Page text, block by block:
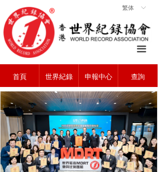
首頁 世界紀錄 申報中心 查詢
ꀅ
繁体
끀
ꀇ 首頁
ꄃ 關於協會
ꁡ 世界紀錄
ꄠ 查詢中心
ꂐ 申報中心
ꂀ 常見問題
ꁘ 聯系我們